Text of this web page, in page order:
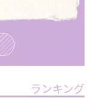
ランキング